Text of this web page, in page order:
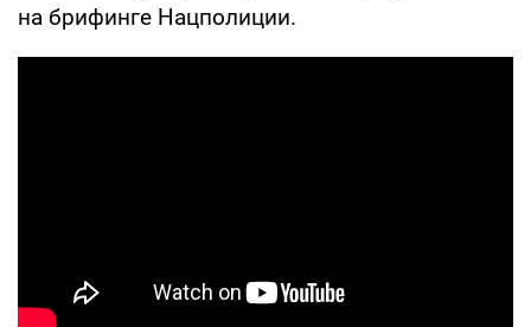
на брифинге Нацполиции.